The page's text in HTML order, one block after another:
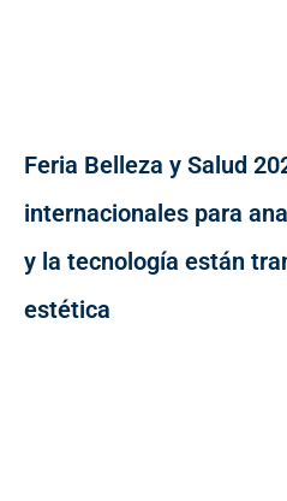
Feria Belleza y Salud
internacionales para
y la tecnología están
estética